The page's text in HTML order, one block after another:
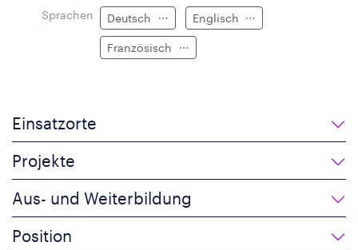
Sprachen Deutsch Englisch
Französisch
Einsatzorte
Projekte
Aus- und Weiterbildung
Position